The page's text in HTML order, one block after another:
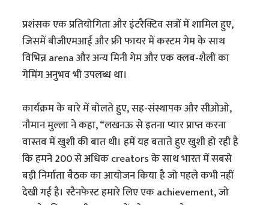
प्रशंसक एक प्रतियोगिता और इंटरैक्टिव सत्रों में शामिल हुए,
जिसमें बीजीएमआई और फ्री फायर में कस्टम गेम के साथ
विभिन्न arena और अन्य मिनी गेम और एक क्लब-शैली का
गेमिंग अनुभव भी उपलब्ध था।
कार्यक्रम के बारे में बोलते हुए, सह-संस्थापक और सीओओ,
नौमान मुल्ला ने कहा, “लखनऊ से इतना प्यार प्राप्त करना
वास्तव में खुशी की बात थी। हमें यह बताते हुए खुशी हो रही है
कि हमने 200 से अधिक creators के साथ भारत में सबसे
बड़ी निर्माता बैठक का आयोजन किया है जो पहले कभी नहीं
देखी गई है। स्टैनफेस्ट हमारे लिए एक achievement, जो